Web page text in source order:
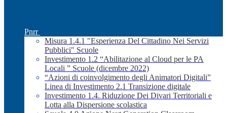
Pnrr
Misura 1.4.1 "Esperienza Del Cittadino Nei Servizi
Pubblici" Scuole
Investimento 1.2 “Abilitazione al Cloud per le PA
Locali ” Scuole (dicembre 2022)
“Azioni di coinvolgimento degli Animatori Digitali”
Linea di Investimento 2.1 Transizione digitale
Investimento 1.4. Riduzione Dei Divari Territoriali e
Lotta alla Dispersione scolastica